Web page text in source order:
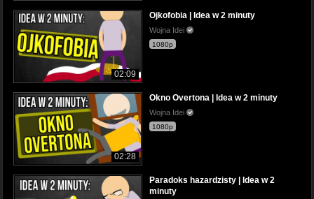
02:09
Ojkofobia | Idea w 2 minuty
Wojna Idei
1080p
02:28
Okno Overtona | Idea w 2 minuty
Wojna Idei
1080p
Paradoks hazardzisty | Idea w 2
minuty